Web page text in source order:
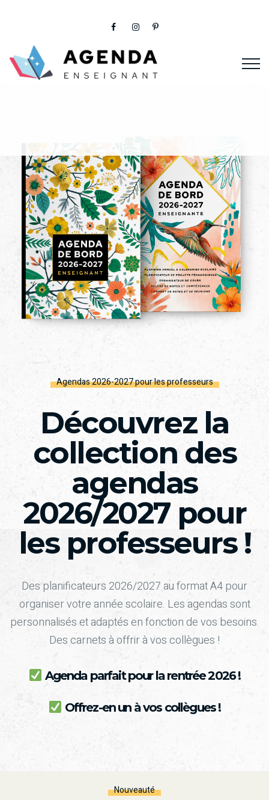
Agendas 2026-2027 pour les professeurs
Découvrez la
collection des
agendas
2026/2027 pour
les professeurs !
Des planificateurs 2026/2027 au format A4 pour
organiser votre année scolaire. Les agendas sont
personnalisés et adaptés en fonction de vos besoins.
Des carnets à offrir à vos collègues !
Agenda parfait pour la rentrée 2026 !
Offrez-en un à vos collègues !
Nouveauté